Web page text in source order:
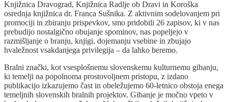
Knjižnica Dravograd, Knjižnica Radlje ob Dravi in Koroška
osrednja knjižnica dr. Franca Sušnika. Z aktivnim sodelovanjem pri
promociji in zbiranju prispevkov, smo pridobili 26 zapisov, ki v nas
prebudijo nostalgično obujanje spominov, nas popeljejo v
razmišljanje o branju, knjigi, dojemanju vsebine in zbujajo
hvaležnost vsakdanjega privilegija – da lahko beremo.
Bralni znački, kot vsesplošnemu slovenskemu kulturnemu gibanju,
ki temelji na popolnoma prostovoljnem pristopu, z izdano
publikacijo izkazujemo čast in obeležujemo 60-letnico obstoja enega
temeljnih slovenskih bralnih projektov. Gibanje je močno vpeto v